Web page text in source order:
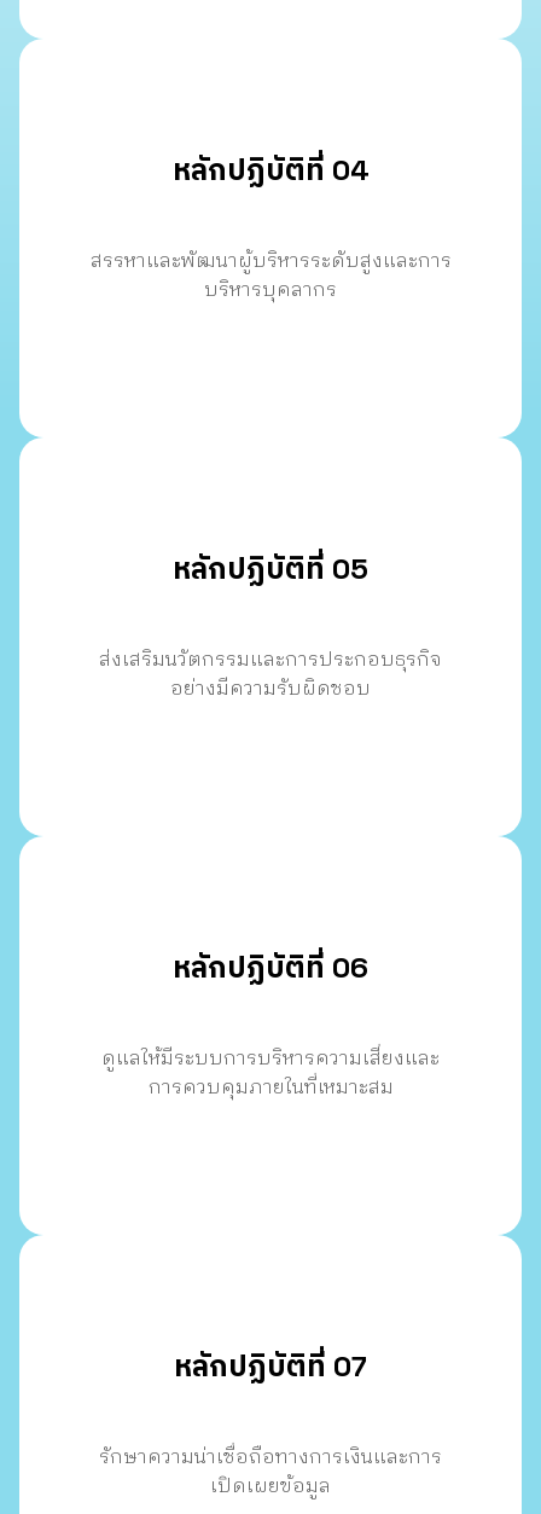
หลักปฏิบัติที่ 04
สรรหาและพัฒนาผู้บริหารระดับสูงและการ
บริหารบุคลากร
หลักปฏิบัติที่ 05
ส่งเสริมนวัตกรรมและการประกอบธุรกิจ
อย่างมีความรับผิดชอบ
หลักปฏิบัติที่ 06
ดูแลให้มีระบบการบริหารความเสี่ยงและ
การควบคุมภายในที่เหมาะสม
หลักปฏิบัติที่ 07
รักษาความน่าเชื่อถือทางการเงินและการ
เปิดเผยข้อมูล